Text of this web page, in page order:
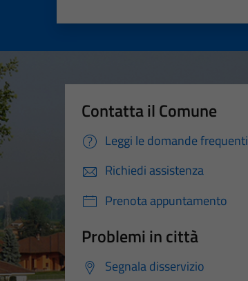
Contatta il Comune
Leggi le domande frequenti
Richiedi assistenza
Prenota appuntamento
Problemi in città
Segnala disservizio